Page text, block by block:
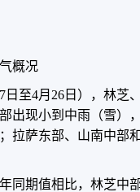
概况
至4月26日），林芝
出现小到中雨（雪）
拉萨东部、山南中部
期值相比，林芝中